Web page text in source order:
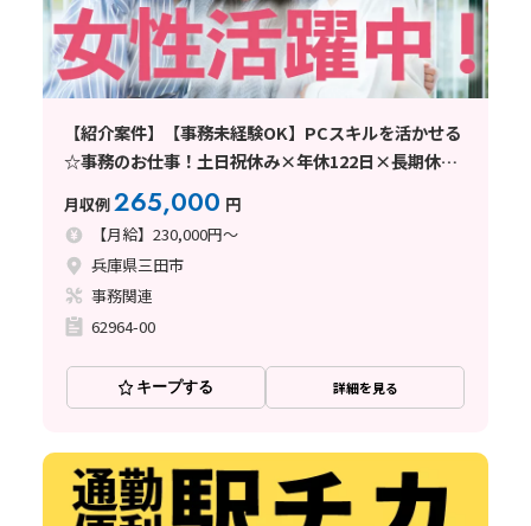
【紹介案件】【事務未経験OK】PCスキルを活かせる
☆事務のお仕事！土日祝休み×年休122日×長期休暇
月収例265,000 円
【月給】230,000円～
兵庫県三田市
事務関連
62964-00
キープする 詳細を見る